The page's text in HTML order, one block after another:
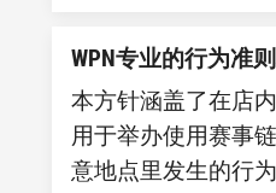
WPN专业的行为准
本方针涵盖了在店
用于举办使用赛事
意地点里发生的行